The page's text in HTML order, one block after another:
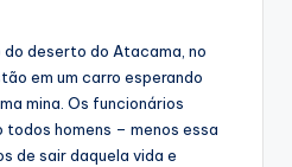
do deserto do Atacama, no
em um carro esperando
mina. Os funcionários
homens – menos essa
de sair daquela vida e